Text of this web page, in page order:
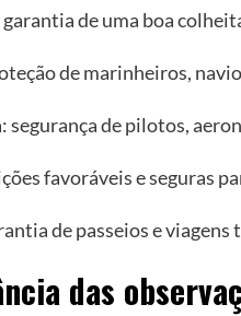
de uma boa
de marinheiros,
segurança de pilotos,
favoráveis e seguras
de passeios e viagens
das